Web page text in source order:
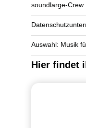
soundlarge-Crew
Auswahl: Musik
Hier findet